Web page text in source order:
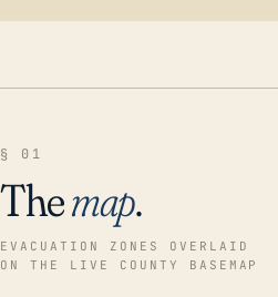
§ 01
Themap.
EVACUATION ZONES OVERLAID
ON THE LIVE COUNTY BASEMAP